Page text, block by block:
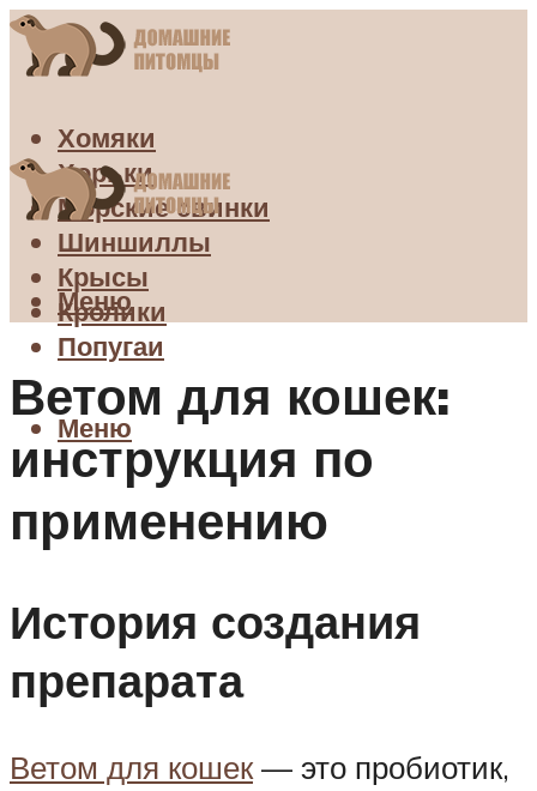
Хомяки
Хорьки
Морские свинки
Шиншиллы
Крысы
Кролики
Попугаи
Меню
Меню
Ветом для кошек:
инструкция по
применению
История создания
препарата
Ветом для кошек — это пробиотик,